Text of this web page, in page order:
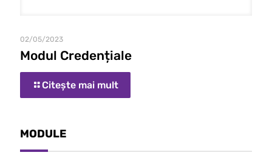
02/05/2023
Modul Credențiale
Citește mai mult
MODULE